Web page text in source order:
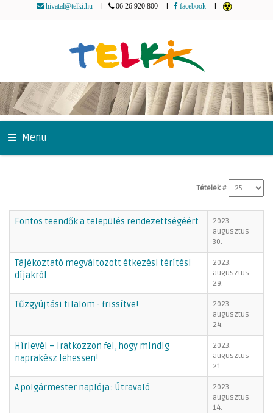
hivatal@telki.hu 06 26 920 800 facebook
Menu
Tételek #
Fontos teendők a település rendezettségéért
2023.
augusztus
30.
Tájékoztató megváltozott étkezési térítési
díjakról
2023.
augusztus
29.
Tűzgyújtási tilalom - frissítve!
2023.
augusztus
24.
Hírlevél – iratkozzon fel, hogy mindig
naprakész lehessen!
2023.
augusztus
21.
A polgármester naplója: Útravaló
2023.
augusztus
14.